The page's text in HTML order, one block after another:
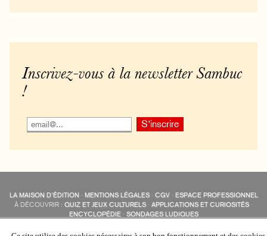
Inscrivez-vous à la newsletter Sambuc
!
LA MAISON D’ÉDITION · MENTIONS LÉGALES· CGV· ESPACE PROFESSIONNEL
À DÉCOUVRIR : QUIZ ET JEUX CULTURELS · APPLICATIONS ET CURIOSITÉS ·
ENCYCLOPÉDIE· SONDAGES LUDIQUES
COLLECTIONS :SAMBUC·ÉDISOLUM·REVUE LITTÉRAIREL’EAU-FORTE